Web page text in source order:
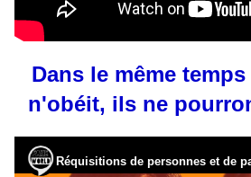
Dans le même
n'obéit, ils ne